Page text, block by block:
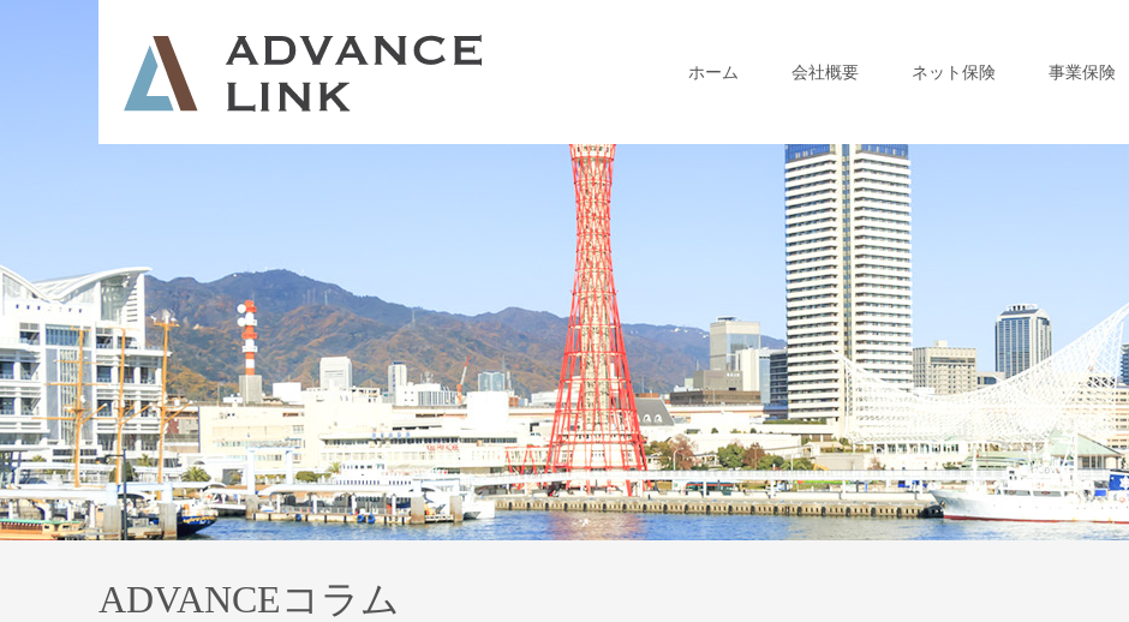
ホーム 会社概要 ネット保険 事業保険
ADVANCEコラム